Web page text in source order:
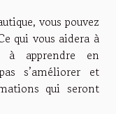
vous pouvez
qui vous aidera à
apprendre en
s’améliorer et
qui seront